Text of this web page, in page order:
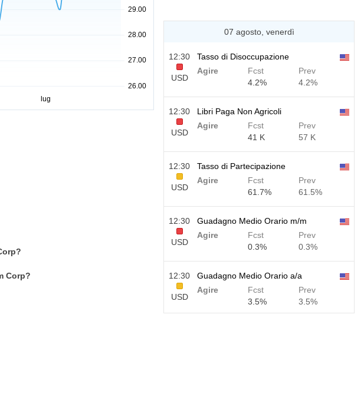
Corp?
07 agosto, venerdì
12:30
USD
Tasso di Disoccupazione
Agire
Fcst
4.2%
Prev
4.2%
12:30
USD
Libri Paga Non Agricoli
Agire
Fcst
41 K
Prev
57 K
12:30
USD
Tasso di Partecipazione
Agire
Fcst
61.7%
Prev
61.5%
12:30
USD
Guadagno Medio Orario m/m
Agire
Fcst
0.3%
Prev
0.3%
12:30
USD
Guadagno Medio Orario a/a
Agire
Fcst
3.5%
Prev
3.5%